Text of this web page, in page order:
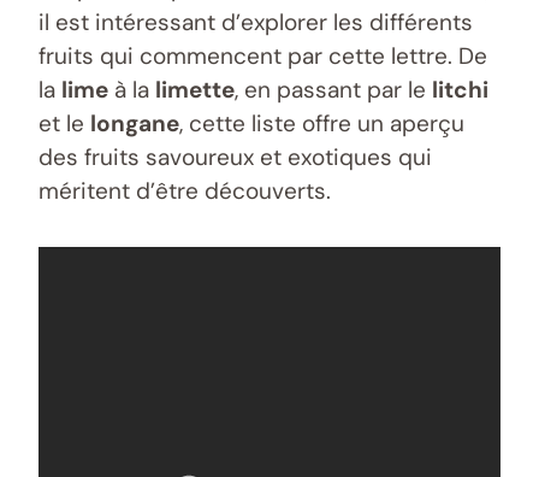
il est intéressant d’explorer les différents
fruits qui commencent par cette lettre. De
la lime à la limette, en passant par le litchi
et le longane, cette liste offre un aperçu
des fruits savoureux et exotiques qui
méritent d’être découverts.